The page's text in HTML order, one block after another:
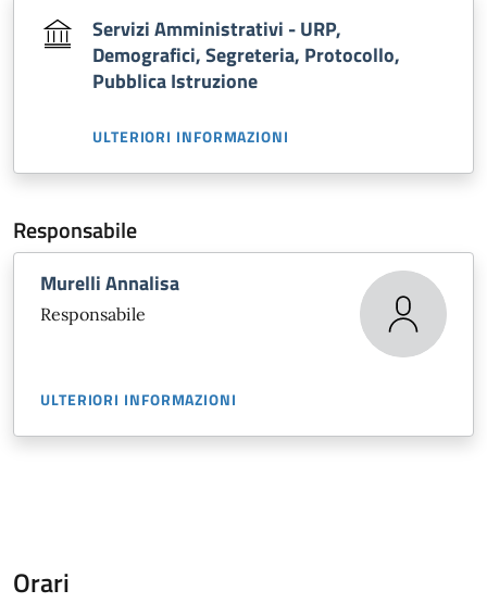
Servizi Amministrativi - URP,
Demografici, Segreteria, Protocollo,
Pubblica Istruzione
ULTERIORI INFORMAZIONI
Responsabile
Murelli Annalisa
Responsabile
ULTERIORI INFORMAZIONI
Orari